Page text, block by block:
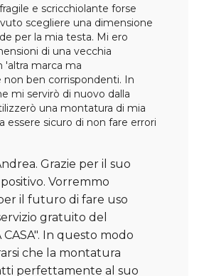
e scricchiolante forse
scegliere una dimensione
per la mia testa. Mi ero
di una vecchia
'altra marca ma
ben corrispondenti. In
mi servirò di nuovo dalla
una montatura di mia
essere sicuro di non fare errori
Grazie per il suo
Vorremmo
il futuro di fare uso
gratuito del
CASA". In questo modo
che la montatura
perfettamente al suo